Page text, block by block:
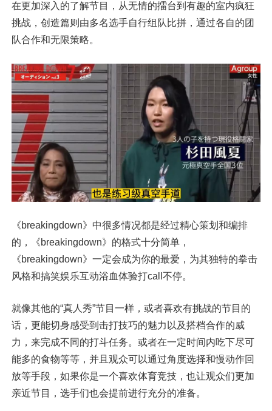
在更加深入的了解节目，从无情的擂台到有趣的室内疯狂
挑战，创造篇则由多名选手自行组队比拼，通过各自的团
队合作和无限策略。
《breakingdown》中很多情况都是经过精心策划和编排
的，《breakingdown》的格式十分简单，
《breakingdown》一定会成为你的最爱，为其独特的拳击
风格和搞笑娱乐互动浴血体验打call不停。
就像其他的“真人秀”节目一样，或者喜欢有挑战的节目的
话，更能切身感受到击打技巧的魅力以及搭档合作的威
力，来完成不同的打斗任务。或者在一定时间内吃下尽可
能多的食物等等，并且观众可以通过角度选择和慢动作回
放等手段，如果你是一个喜欢体育竞技，也让观众们更加
亲近节目，选手们也会提前进行充分的准备。